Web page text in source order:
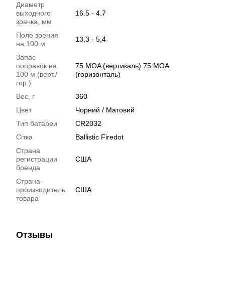
Диаметр
выходного
зрачка, мм
16.5 - 4.7
Поле зрения
на 100 м
13,3 - 5,4
Запас
поправок на
100 м (верт./
гор.)
75 MOA (вертикаль) 75 MOA
(горизонталь)
Вес, г
360
Цвет
Чорний / Матовий
Тип батареи
CR2032
Сітка
Ballistic Firedot
Страна
регистрации
бренда
США
Страна-
производитель
товара
США
Отзывы